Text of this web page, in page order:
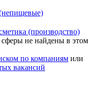
(производство)
не найдены в этом
по компаниям или
вакансий